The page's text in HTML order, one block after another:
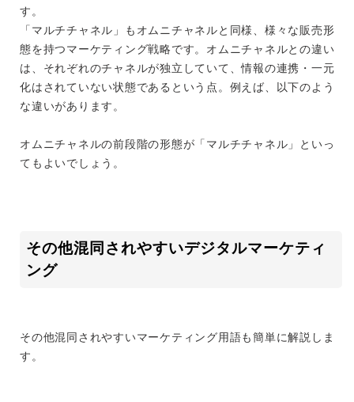
す。
「マルチチャネル」もオムニチャネルと同様、様々な販売形
態を持つマーケティング戦略です。オムニチャネルとの違い
は、それぞれのチャネルが独立していて、情報の連携・一元
化はされていない状態であるという点。例えば、以下のよう
な違いがあります。
オムニチャネルの前段階の形態が「マルチチャネル」といっ
てもよいでしょう。
その他混同されやすいデジタルマーケティ
ング
その他混同されやすいマーケティング用語も簡単に解説しま
す。